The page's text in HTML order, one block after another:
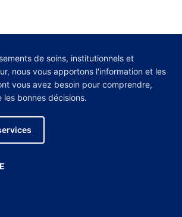
de soins, institutionnels et
nous vous apportons l'information et les
vous avez besoin pour comprendre,
bonnes décisions.